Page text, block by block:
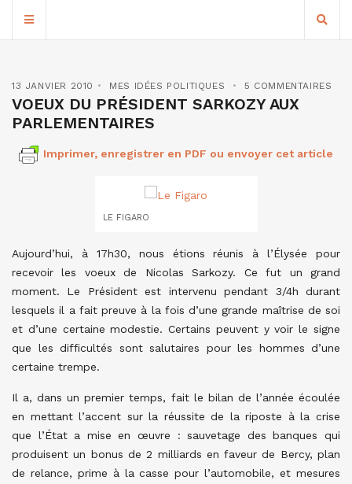
13 JANVIER 2010 MES IDÉES POLITIQUES 5 COMMENTAIRES
VOEUX DU PRÉSIDENT SARKOZY AUX
PARLEMENTAIRES
Imprimer, enregistrer en PDF ou envoyer cet article
LE FIGARO
Aujourd’hui, à 17h30, nous étions réunis à l’Élysée pour
recevoir les voeux de Nicolas Sarkozy. Ce fut un grand
moment. Le Président est intervenu pendant 3/4h durant
lesquels il a fait preuve à la fois d’une grande maîtrise de soi
et d’une certaine modestie. Certains peuvent y voir le signe
que les difficultés sont salutaires pour les hommes d’une
certaine trempe.
Il a, dans un premier temps, fait le bilan de l’année écoulée
en mettant l’accent sur la réussite de la riposte à la crise
que l’État a mise en œuvre : sauvetage des banques qui
produisent un bonus de 2 milliards en faveur de Bercy, plan
de relance, prime à la casse pour l’automobile, et mesures